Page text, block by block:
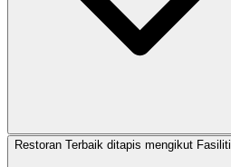
Restoran Terbaik ditapis mengikut Fasiliti